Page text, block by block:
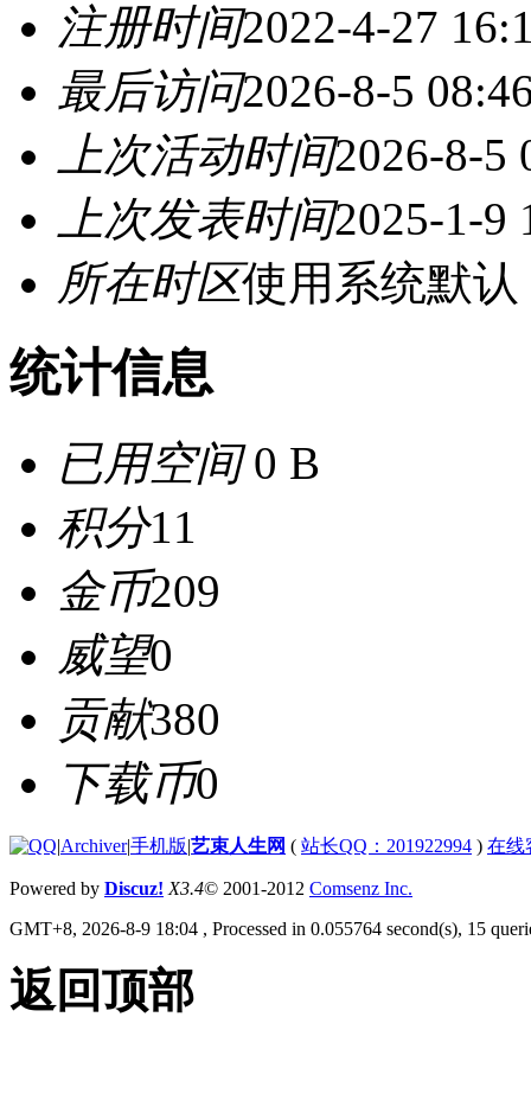
注册时间2022-4-27
最后访问2026-8-5
上次活动时间2026-8-5
上次发表时间2025-1-9
所在时区使用系统默认
统计信息
已用空间0 B
积分11
金币209
威望0
贡献380
下载币0
|Archiver|手机版|艺束人生网 ( 站长QQ：201922994 ) 在线
Powered by Discuz! X3.4© 2001-2012 Comsenz Inc.
GMT+8, 2026-8-9 18:04 , Processed in 0.055764 second(s), 15
返回顶部